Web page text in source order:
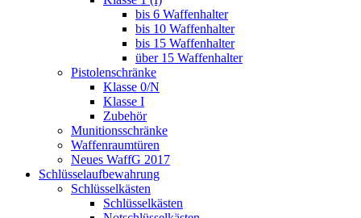
bis 6 Waffenhalter
bis 10 Waffenhalter
bis 15 Waffenhalter
über 15 Waffenhalter
Pistolenschränke
Klasse 0/N
Klasse I
Zubehör
Munitionsschränke
Waffenraumtüren
Neues WaffG 2017
Schlüsselaufbewahrung
Schlüsselkästen
Schlüsselkästen